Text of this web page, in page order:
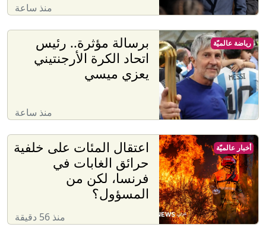
منذ ساعة
برسالة مؤثرة.. رئيس
اتحاد الكرة الأرجنتيني
يعزي ميسي
منذ ساعة
رياضة عالميّة
اعتقال المئات على خلفية
حرائق الغابات في
فرنسا، لكن من
المسؤول؟
منذ 56 دقيقة
أخبار عالميّة